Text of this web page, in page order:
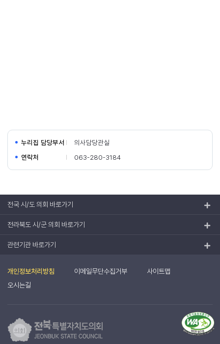
누리집 담당부서
의사담당관실
연락처
063-280-3184
전국 시/도 의회 바로가기
전라북도 시/군 의회 바로가기
관련기관 바로가기
개인정보처리방침 이메일무단수집거부
사이트맵
오시는길